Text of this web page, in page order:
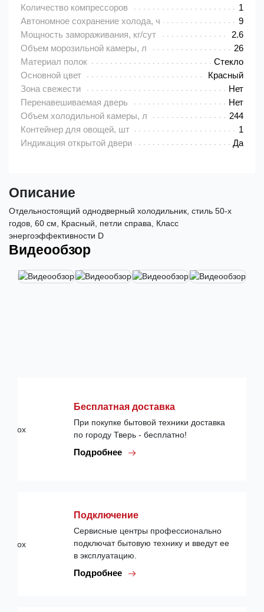
Количество компрессоров
1
Автономное сохранение холода, ч
9
Мощность замораживания, кг/сут
2.6
Объем морозильной камеры, л
26
Материал полок
Стекло
Основной цвет
Красный
Зона свежести
Нет
Перенавешиваемая дверь
Нет
Объем холодильной камеры, л
244
Контейнер для овощей, шт
1
Индикация открытой двери
Да
Описание
Отдельностоящий однодверный холодильник, стиль 50-х
годов, 60 см, Красный, петли справа, Класс
энергоэффективности D
Видеообзор
Бесплатная доставка
При покупке бытовой техники доставка
по городу Тверь - бесплатно!
Подробнее
Подключение
Сервисные центры профессионально
подключат бытовую технику и введут ее
в эксплуатацию.
Подробнее